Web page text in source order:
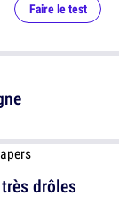
drôles
Faire le test